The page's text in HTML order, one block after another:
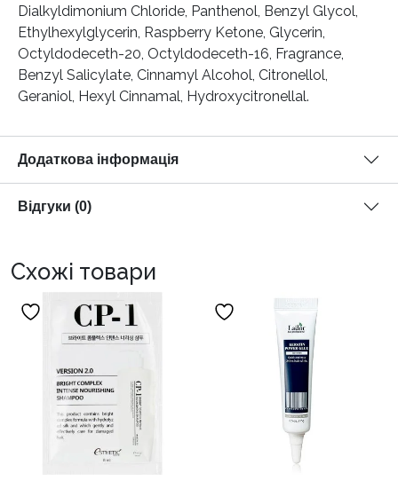
Dialkyldimonium Chloride, Panthenol, Benzyl Glycol,
Ethylhexylglycerin, Raspberry Ketone, Glycerin,
Octyldodeceth-20, Octyldodeceth-16, Fragrance,
Benzyl Salicylate, Cinnamyl Alcohol, Citronellol,
Geraniol, Hexyl Cinnamal, Hydroxycitronellal.
Додаткова інформація
Відгуки (0)
Схожі товари